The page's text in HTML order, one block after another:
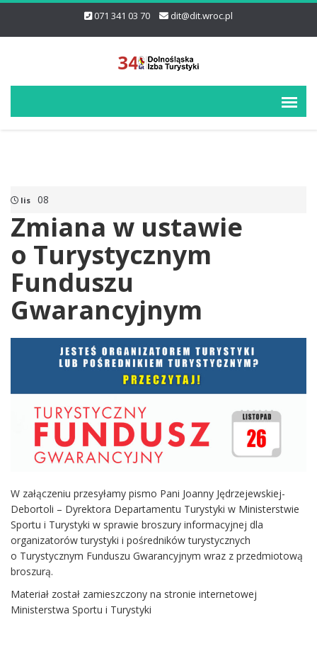
071 341 03 70 dit@dit.wroc.pl
lis 08
Zmiana w ustawie
o Turystycznym
Funduszu
Gwarancyjnym
W załączeniu przesyłamy pismo Pani Joanny Jędrzejewskiej-
Debortoli – Dyrektora Departamentu Turystyki w Ministerstwie
Sportu i Turystyki w sprawie broszury informacyjnej dla
organizatorów turystyki i pośredników turystycznych
o Turystycznym Funduszu Gwarancyjnym wraz z przedmiotową
broszurą.
Materiał został zamieszczony na stronie internetowej
Ministerstwa Sportu i Turystyki